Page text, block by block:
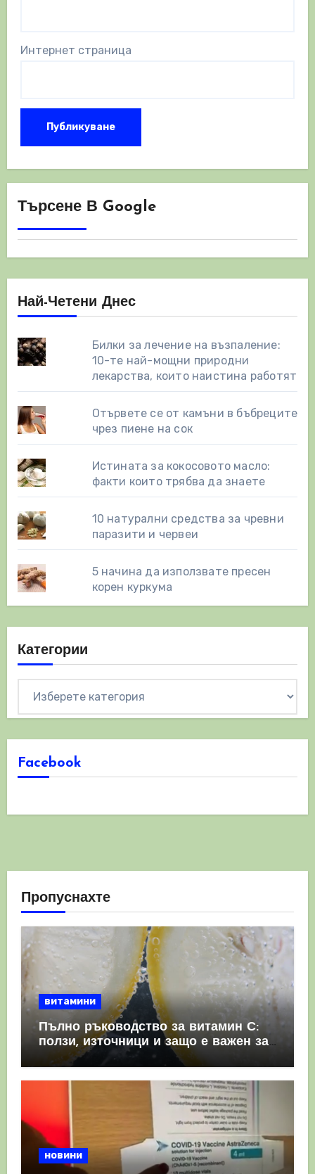
Интернет страница
Търсене В Google
Най-Четени Днес
Билки за лечение на възпаление:
10-те най-мощни природни
лекарства, които наистина работят
Отървете се от камъни в бъбреците
чрез пиене на сок
Истината за кокосовото масло:
факти които трябва да знаете
10 натурални средства за чревни
паразити и червеи
5 начина да използвате пресен
корен куркума
Категории
Facebook
Пропуснахте
витамини
Пълно ръководство за витамин С:
ползи, източници и защо е важен за
имунната система
новини